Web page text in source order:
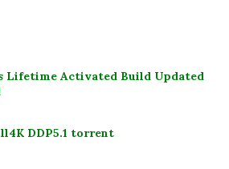
Lifetime Activated Build Updated
DDP5.1 torrent